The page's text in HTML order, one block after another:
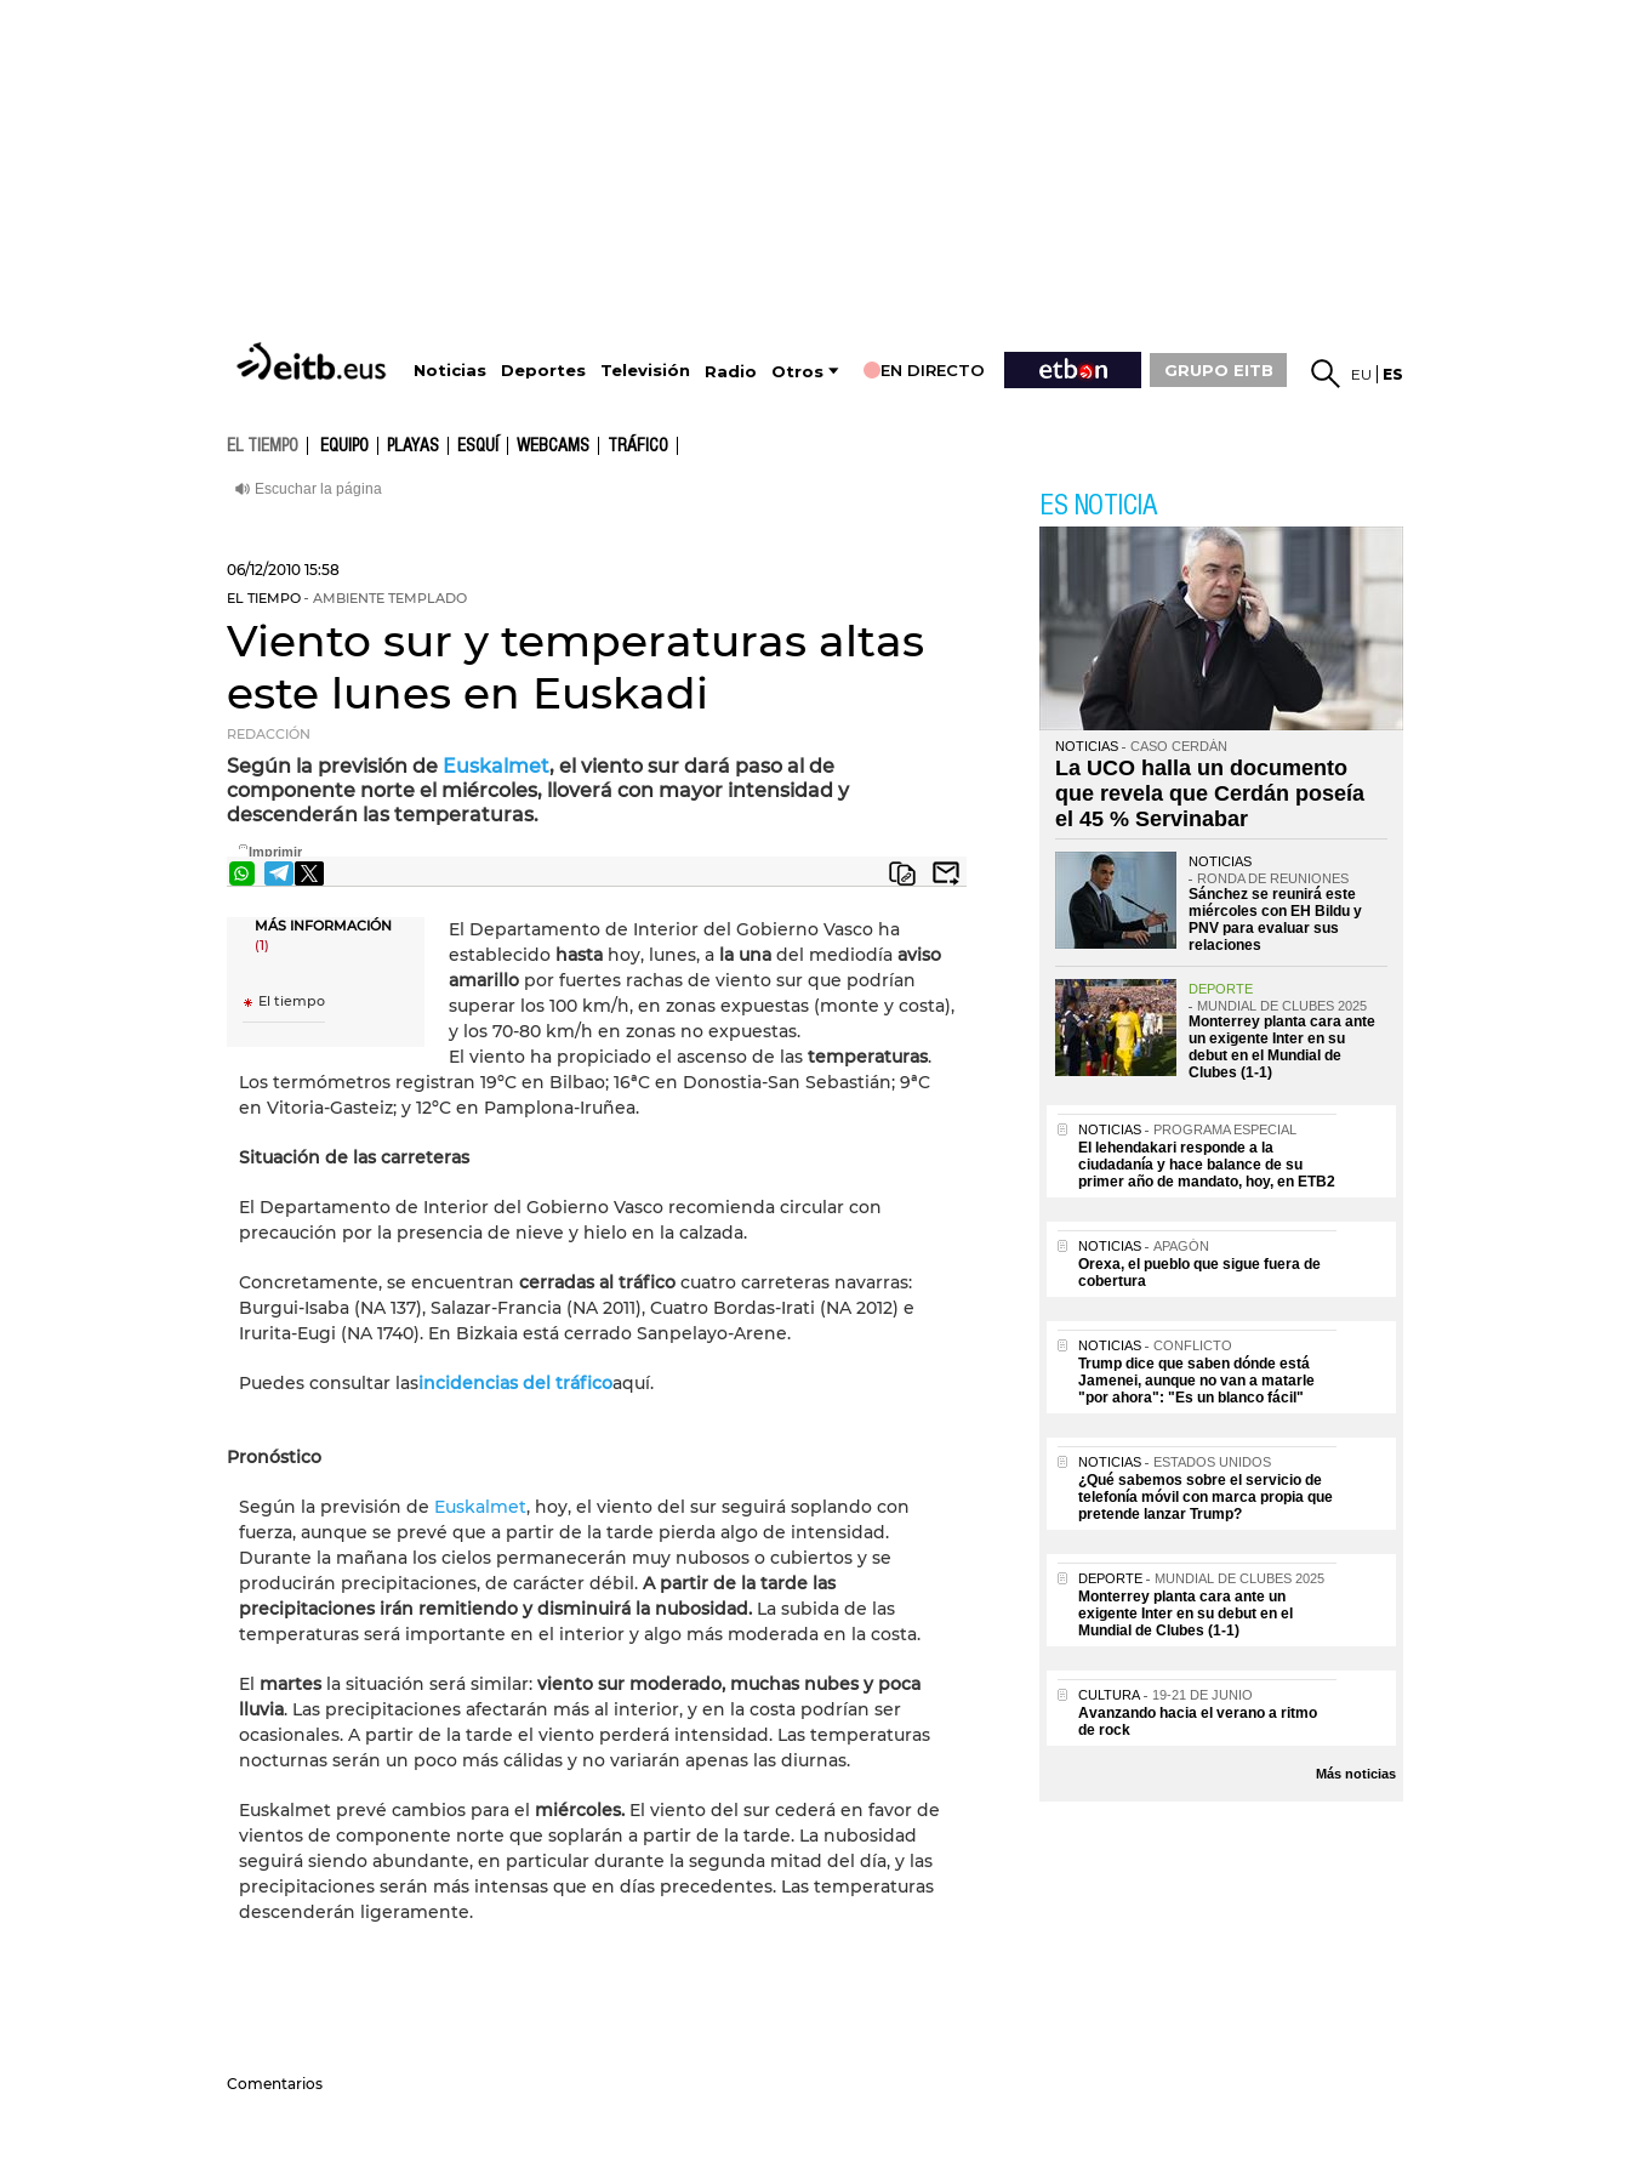
Noticias Deportes Televisión Radio Otros EN DIRECTO GRUPO EITB EU ES
EL TIEMPO EQUIPO PLAYAS ESQUÍ WEBCAMS TRÁFICO
06/12/2010 15:58
EL TIEMPO AMBIENTE TEMPLADO
Viento sur y temperaturas altas
este lunes en Euskadi
REDACCIÓN
Según la previsión de Euskalmet, el viento sur dará paso al de
componente norte el miércoles, lloverá con mayor intensidad y
descenderán las temperaturas.
MÁS INFORMACIÓN
(1)
El tiempo
El Departamento de Interior del Gobierno Vasco ha
establecido hasta hoy, lunes, a la una del mediodía aviso
amarillo por fuertes rachas de viento sur que podrían
superar los 100 km/h, en zonas expuestas (monte y costa),
y los 70-80 km/h en zonas no expuestas.
El viento ha propiciado el ascenso de las temperaturas.
Los termómetros registran 19ºC en Bilbao; 16ªC en Donostia-San Sebastián; 9ªC
en Vitoria-Gasteiz; y 12ºC en Pamplona-Iruñea.
Situación de las carreteras
El Departamento de Interior del Gobierno Vasco recomienda circular con
precaución por la presencia de nieve y hielo en la calzada.
Concretamente, se encuentran cerradas al tráfico cuatro carreteras navarras:
Burgui-Isaba (NA 137), Salazar-Francia (NA 2011), Cuatro Bordas-Irati (NA 2012) e
Irurita-Eugi (NA 1740). En Bizkaia está cerrado Sanpelayo-Arene.
Puedes consultar lasincidencias del tráficoaquí.
Pronóstico
Según la previsión de Euskalmet, hoy, el viento del sur seguirá soplando con
fuerza, aunque se prevé que a partir de la tarde pierda algo de intensidad.
Durante la mañana los cielos permanecerán muy nubosos o cubiertos y se
producirán precipitaciones, de carácter débil. A partir de la tarde las
precipitaciones irán remitiendo y disminuirá la nubosidad. La subida de las
temperaturas será importante en el interior y algo más moderada en la costa.
El martesla situación será similar: viento sur moderado, muchas nubes y poca
lluvia. Las precipitaciones afectarán más al interior, y en la costa podrían ser
ocasionales. A partir de la tarde el viento perderá intensidad. Las temperaturas
nocturnas serán un poco más cálidas y no variarán apenas las diurnas.
Euskalmet prevé cambios para el miércoles. El viento del sur cederá en favor de
vientos de componente norte que soplarán a partir de la tarde. La nubosidad
seguirá siendo abundante, en particular durante la segunda mitad del día, y las
precipitaciones serán más intensas que en días precedentes. Las temperaturas
descenderán ligeramente.
Comentarios
ES NOTICIA
NOTICIAS CASO CERDÁN
La UCO halla un documento
que revela que Cerdán poseía
el 45 % Servinabar
NOTICIAS
RONDA DE REUNIONES
Sánchez se reunirá este
miércoles con EH Bildu y
PNV para evaluar sus
relaciones
DEPORTE
MUNDIAL DE CLUBES 2025
Monterrey planta cara ante
un exigente Inter en su
debut en el Mundial de
Clubes (1-1)
NOTICIAS PROGRAMA ESPECIAL
El lehendakari responde a la
ciudadanía y hace balance de su
primer año de mandato, hoy, en ETB2
NOTICIAS APAGÓN
Orexa, el pueblo que sigue fuera de
cobertura
NOTICIAS CONFLICTO
Trump dice que saben dónde está
Jamenei, aunque no van a matarle
"por ahora": "Es un blanco fácil"
NOTICIAS ESTADOS UNIDOS
¿Qué sabemos sobre el servicio de
telefonía móvil con marca propia que
pretende lanzar Trump?
DEPORTE MUNDIAL DE CLUBES 2025
Monterrey planta cara ante un
exigente Inter en su debut en el
Mundial de Clubes (1-1)
CULTURA 19-21 DE JUNIO
Avanzando hacia el verano a ritmo
de rock
Más noticias